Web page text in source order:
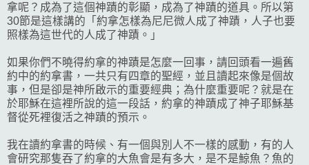
拿呢？成為了這個神蹟的彰顯，成為了神蹟的道具。所以第
30節是這樣講的「約拿怎樣為尼尼微人成了神蹟，人子也要
照樣為這世代的人成了神蹟。」
如果你們不曉得約拿的神蹟是怎麼一回事，請回頭看一遍舊
約中的約拿書，一共只有四章的聖經，並且讀起來像是個故
事，但是卻是神所啟示的重要經典；為什麼重要呢？就是在
於耶穌在這裡所說的這一段話，約拿的神蹟成了神子耶穌基
督從死裡復活之神蹟的預示。
我在讀約拿書的時候、有一個與別人不一樣的感動，有的人
會研究那隻吞了約拿的大魚會是有多大，是不是鯨魚？魚的